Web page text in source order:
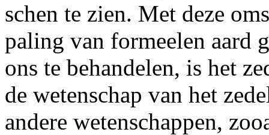
schen te zien. Met deze
paling van formeelen aard
ons te behandelen, is het
de wetenschap van het
andere wetenschappen,